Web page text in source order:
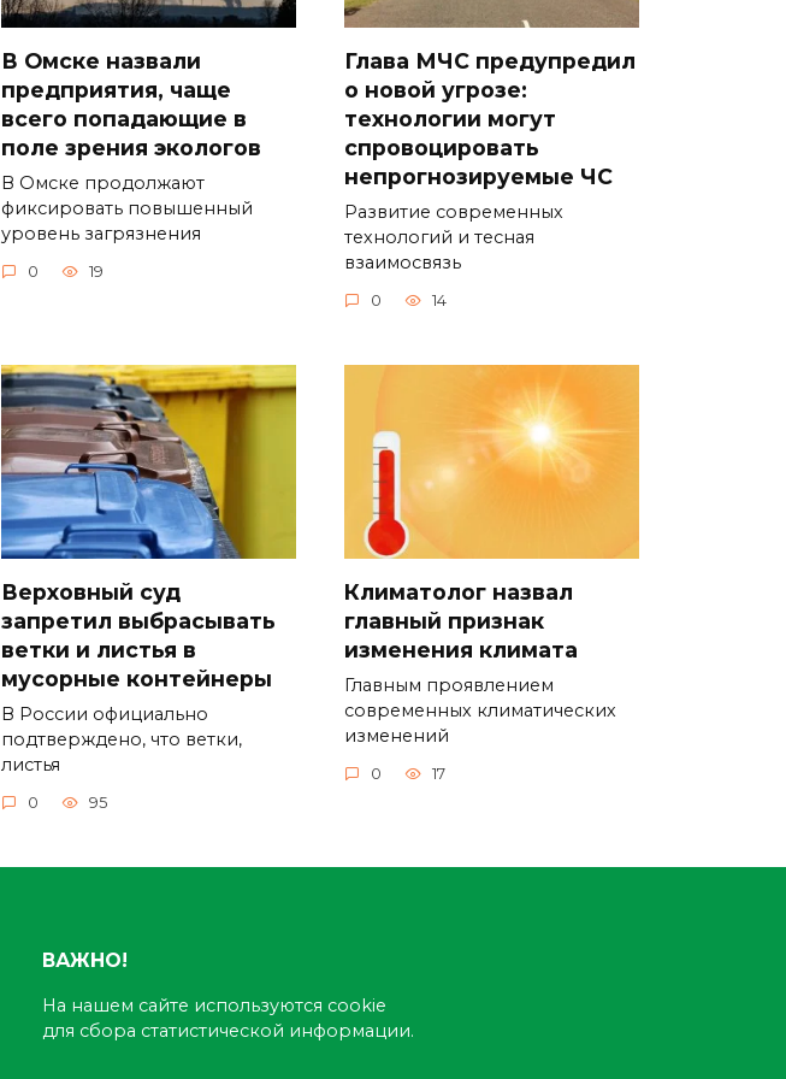
В Омске назвали
предприятия, чаще
всего попадающие в
поле зрения экологов
В Омске продолжают
фиксировать повышенный
уровень загрязнения
0 19
Глава МЧС предупредил
о новой угрозе:
технологии могут
спровоцировать
непрогнозируемые ЧС
Развитие современных
технологий и тесная
взаимосвязь
0 14
Верховный суд
запретил выбрасывать
ветки и листья в
мусорные контейнеры
В России официально
подтверждено, что ветки,
листья
0 95
Климатолог назвал
главный признак
изменения климата
Главным проявлением
современных климатических
изменений
0 17
ВАЖНО!
На нашем сайте используются cookie
для сбора статистической информации.